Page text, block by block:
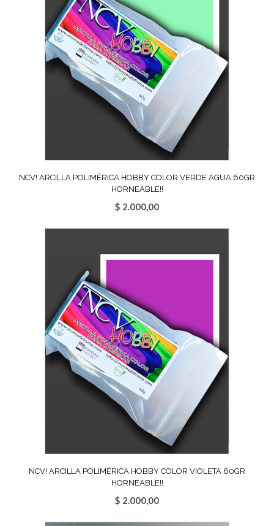
NCV! ARCILLA POLIMÉRICA HOBBY COLOR VERDE AGUA 60GR
HORNEABLE!!
$ 2.000,00
NCV! ARCILLA POLIMÉRICA HOBBY COLOR VIOLETA 60GR
HORNEABLE!!
$ 2.000,00